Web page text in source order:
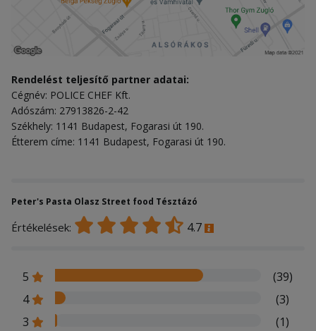
Rendelést teljesítő partner adatai:
Cégnév: POLICE CHEF Kft.
Adószám: 27913826-2-42
Székhely: 1141 Budapest, Fogarasi út 190.
Étterem címe: 1141 Budapest, Fogarasi út 190.
Peter's Pasta Olasz Street food Tésztázó
Értékelések: 4.7
5
(39)
4
(3)
3
(1)